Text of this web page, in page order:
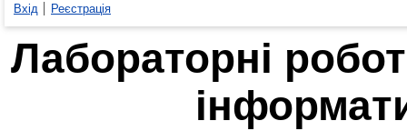
Вхід Реєстрація
Лабораторні